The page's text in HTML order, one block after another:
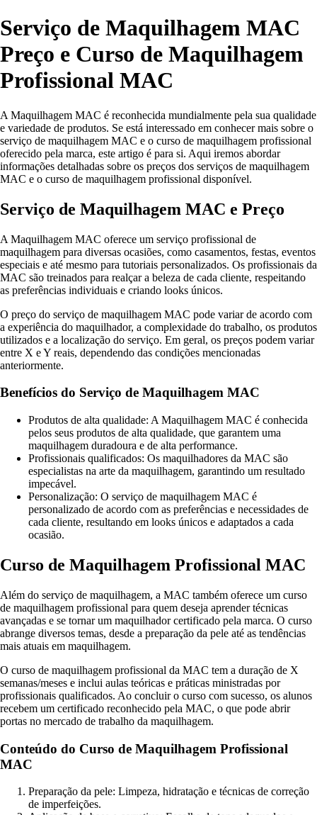
Serviço de Maquilhagem MAC
Preço e Curso de Maquilhagem
Profissional MAC
A Maquilhagem MAC é reconhecida mundialmente pela sua qualidade
e variedade de produtos. Se está interessado em conhecer mais sobre o
serviço de maquilhagem MAC e o curso de maquilhagem profissional
oferecido pela marca, este artigo é para si. Aqui iremos abordar
informações detalhadas sobre os preços dos serviços de maquilhagem
MAC e o curso de maquilhagem profissional disponível.
Serviço de Maquilhagem MAC e Preço
A Maquilhagem MAC oferece um serviço profissional de
maquilhagem para diversas ocasiões, como casamentos, festas, eventos
especiais e até mesmo para tutoriais personalizados. Os profissionais da
MAC são treinados para realçar a beleza de cada cliente, respeitando
as preferências individuais e criando looks únicos.
O preço do serviço de maquilhagem MAC pode variar de acordo com
a experiência do maquilhador, a complexidade do trabalho, os produtos
utilizados e a localização do serviço. Em geral, os preços podem variar
entre X e Y reais, dependendo das condições mencionadas
anteriormente.
Benefícios do Serviço de Maquilhagem MAC
Produtos de alta qualidade: A Maquilhagem MAC é conhecida
pelos seus produtos de alta qualidade, que garantem uma
maquilhagem duradoura e de alta performance.
Profissionais qualificados: Os maquilhadores da MAC são
especialistas na arte da maquilhagem, garantindo um resultado
impecável.
Personalização: O serviço de maquilhagem MAC é
personalizado de acordo com as preferências e necessidades de
cada cliente, resultando em looks únicos e adaptados a cada
ocasião.
Curso de Maquilhagem Profissional MAC
Além do serviço de maquilhagem, a MAC também oferece um curso
de maquilhagem profissional para quem deseja aprender técnicas
avançadas e se tornar um maquilhador certificado pela marca. O curso
abrange diversos temas, desde a preparação da pele até as tendências
mais atuais em maquilhagem.
O curso de maquilhagem profissional da MAC tem a duração de X
semanas/meses e inclui aulas teóricas e práticas ministradas por
profissionais qualificados. Ao concluir o curso com sucesso, os alunos
recebem um certificado reconhecido pela MAC, o que pode abrir
portas no mercado de trabalho da maquilhagem.
Conteúdo do Curso de Maquilhagem Profissional
MAC
Preparação da pele: Limpeza, hidratação e técnicas de correção
de imperfeições.